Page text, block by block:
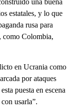
una buena
estatales, y lo que
rusa para
como Colombia,
en Ucrania como
por ataques
puesta en escena
usarla”.